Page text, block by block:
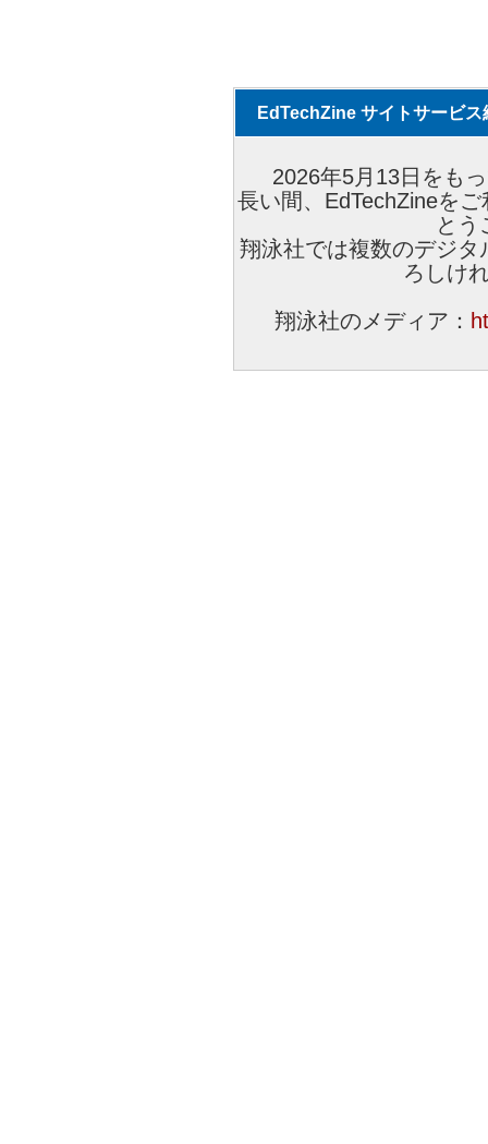
EdTechZine サイトサービス
2026年5月13日をも
長い間、EdTechZineを
とう
翔泳社では複数のデジ
ろしけ
翔泳社のメディア：